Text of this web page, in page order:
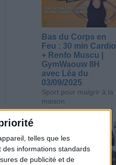
telles que les
informations standards
de publicité et de
Bas du Corps en
Feu : 30 min Cardio
+ Renfo Muscu |
GymWaouw 8H
avec Léa du
03/09/2025
Sport pour maigrir à la
maison